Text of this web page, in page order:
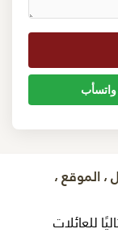
واتسأب
، الموقع ،
للعائلات